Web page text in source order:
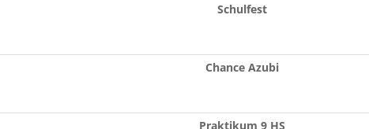
Schulfest
Chance Azubi
Praktikum 9 HS